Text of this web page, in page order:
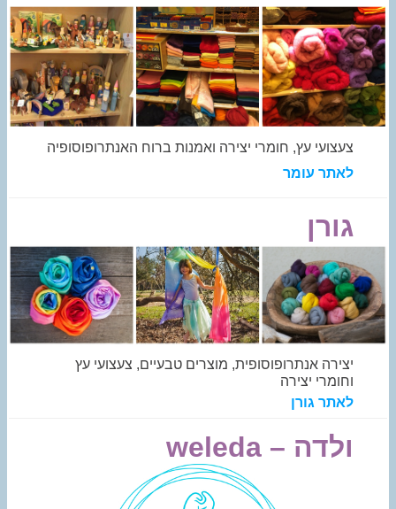
צעצועי עץ, חומרי יצירה ואמנות ברוח האנתרופוסופיה
לאתר עומר
גורן
יצירה אנתרופוסופית, מוצרים טבעיים, צעצועי עץ
וחומרי יצירה
לאתר גורן
ולדה – weleda